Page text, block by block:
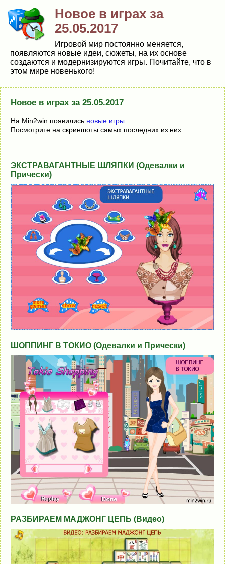
Новое в играх за
25.05.2017
Игровой мир постоянно меняется,
появляются новые идеи, сюжеты, на их основе
создаются и модернизируются игры. Почитайте, что в
этом мире новенького!
Новое в играх за 25.05.2017
На Min2win появились новые игры
Посмотрите на скриншоты самых последних из них:
ЭКСТРАВАГАНТНЫЕ ШЛЯПКИ (Одевалки и
Прически)
ШОППИНГ В ТОКИО (Одевалки и Прически)
РАЗБИРАЕМ МАДЖОНГ ЦЕПЬ (Видео)